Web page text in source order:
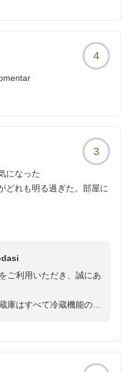
4
3
になった
どれも明る過ぎた。部屋に
hotel/voice/1506?
ご利用いただき、誠にあ
庫はすべて冷蔵機能のみ